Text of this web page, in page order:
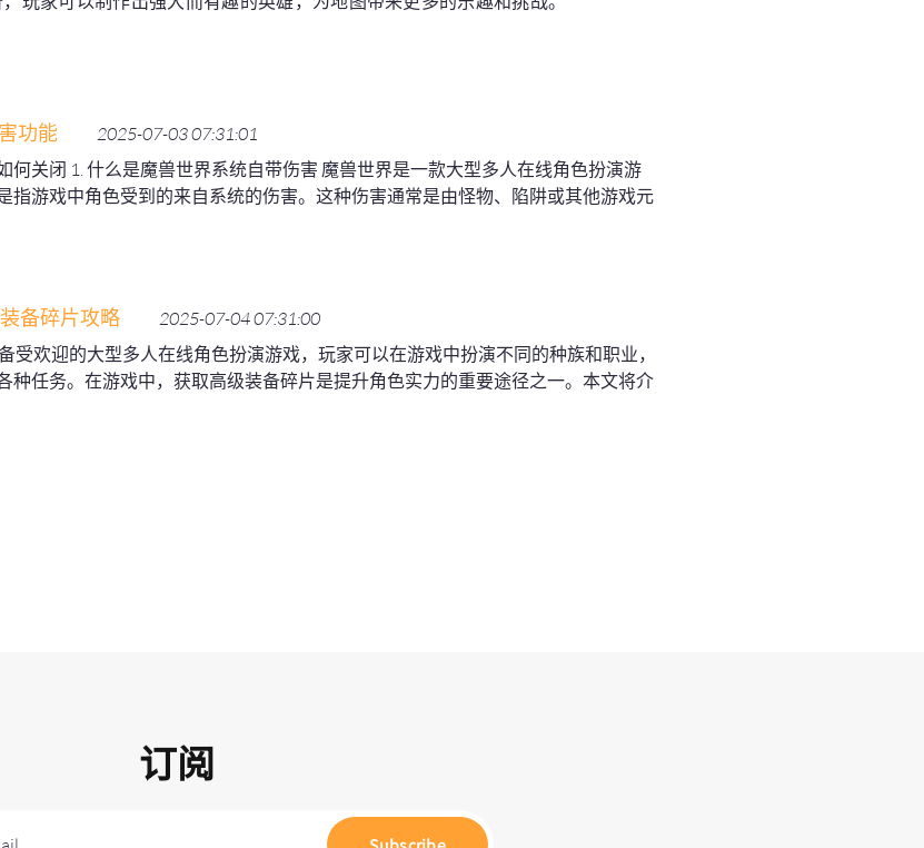
功能
2025-07-03 07:31:01
何关闭 1. 什么是魔兽世界系统自带伤害 魔兽世界是一款大型多人在线角色扮演游
指游戏中角色受到的来自系统的伤害。这种伤害通常是由怪物、陷阱或其他游戏元
备碎片攻略
2025-07-04 07:31:00
受欢迎的大型多人在线角色扮演游戏，玩家可以在游戏中扮演不同的种族和职业，
种任务。在游戏中，获取高级装备碎片是提升角色实力的重要途径之一。本文将介
订阅